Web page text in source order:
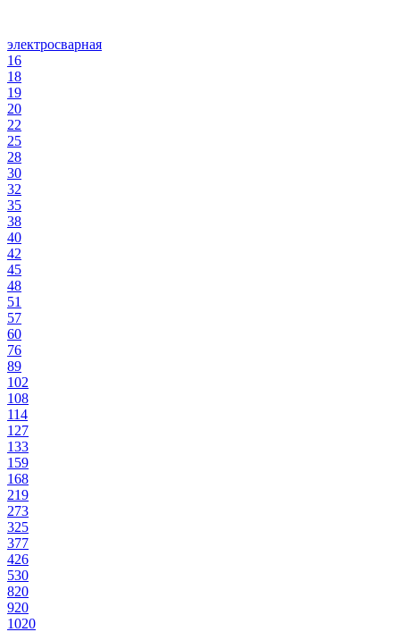
электросварная
16
18
19
20
22
25
28
30
32
35
38
40
42
45
48
51
57
60
76
89
102
108
114
127
133
159
168
219
273
325
377
426
530
820
920
1020